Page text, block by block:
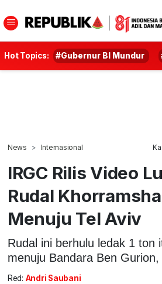
Hot Topics: #Gubernur BI Mundur
News Internasional
IRGC Rilis Video
Rudal
Menuju Tel Aviv
Rudal ini berhulu ledak 1 ton
menuju Bandara Ben Gurion,
Red: Andri Saubani